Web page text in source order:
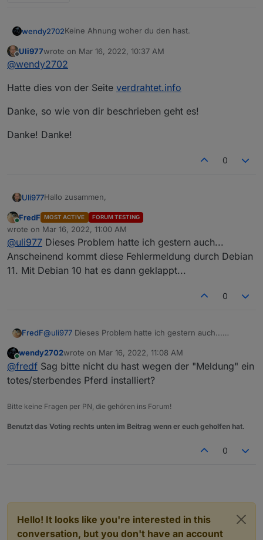
wendy2702Keine Ahnung woher du den hast.
Der steht weder auf Seite 1 dieser Anleitung noch
in der offiziellen Influx Anleitung.
export DISTRIB_ID=$(lsb_release -si);
Ist das was auf Seite 1 beschrieben steht
Offline
Uli977wrote on Mar 16, 2022, 10:37 AM
last edited by
@wendy2702
Hatte dies von der Seite verdrahtet.info
Danke, so wie von dir beschrieben geht es!
Danke! Danke!
0
Uli977Hallo zusammen,
ich möchte InfluxDB in einem ProxmoxCT installieren,
bekomme aber folgende Meldung bei der Influxdb
installation.
apt-key is deprecated. Manage keyring files in
trusted.gpg.d instead (see apt-key(8))
Kann mir da jemand helfen, was zu tun ist?
Online
FredF MOST ACTIVE FORUM TESTING
wrote on Mar 16, 2022, 11:00 AM
last edited by
@uli977 Dieses Problem hatte ich gestern auch...
Anscheinend kommt diese Fehlermeldung durch Debian
11. Mit Debian 10 hat es dann geklappt...
0
FredF@uli977 Dieses Problem hatte ich gestern auch...
11. Mit Debian 10 hat es dann geklappt...
Online
wendy2702wrote on Mar 16, 2022, 11:08 AM
last edited by
@fredf Sag bitte nicht du hast wegen der "Meldung" ein
totes/sterbendes Pferd installiert?
Bitte keine Fragen per PN, die gehören ins Forum!
Benutzt das Voting rechts unten im Beitrag wenn er euch geholfen hat.
0
Hello! It looks like you're interested in this
conversation, but you don't have an account